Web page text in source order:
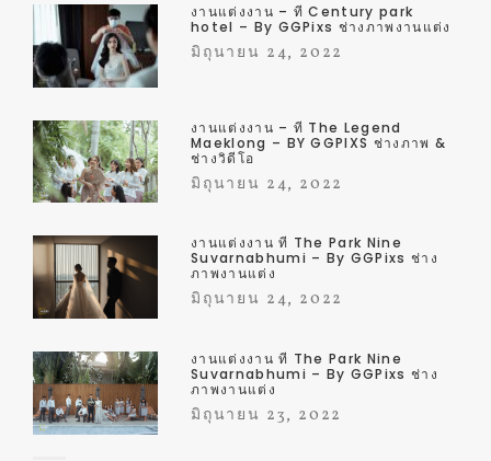
งานแต่งงาน – ที่ Century park
hotel – By GGPixs ช่างภาพงานแต่ง
มิถุนายน 24, 2022
งานแต่งงาน – ที่ The Legend
Maeklong – BY GGPIXS ช่างภาพ &
ช่างวิดีโอ
มิถุนายน 24, 2022
งานแต่งงาน ที่ The Park Nine
Suvarnabhumi – By GGPixs ช่าง
ภาพงานแต่ง
มิถุนายน 24, 2022
งานแต่งงาน ที่ The Park Nine
Suvarnabhumi – By GGPixs ช่าง
ภาพงานแต่ง
มิถุนายน 23, 2022